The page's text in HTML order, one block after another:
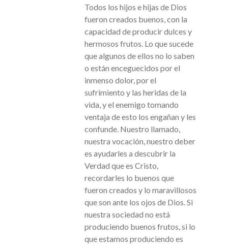
Todos los hijos e hijas de Dios
fueron creados buenos, con la
capacidad de producir dulces y
hermosos frutos. Lo que sucede
que algunos de ellos no lo saben
o están enceguecidos por el
inmenso dolor, por el
sufrimiento y las heridas de la
vida, y el enemigo tomando
ventaja de esto los engañan y les
confunde. Nuestro llamado,
nuestra vocación, nuestro deber
es ayudarles a descubrir la
Verdad que es Cristo,
recordarles lo buenos que
fueron creados y lo maravillosos
que son ante los ojos de Dios. Si
nuestra sociedad no está
produciendo buenos frutos, si lo
que estamos produciendo es